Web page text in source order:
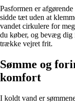
Pasformen er
sidde tæt uden at
vandet cirkulere for
du køber, og bevæg dig
trække vejret frit.
Sømme og
komfort
I koldt vand er